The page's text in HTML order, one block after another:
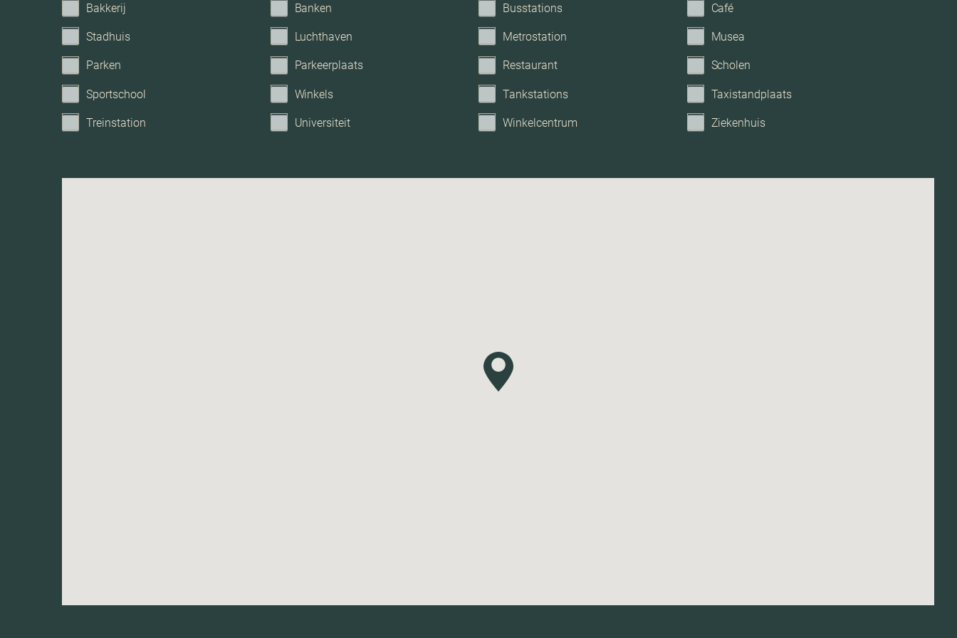
Parkeerfaciliteiten
Garage
Bakkerij Banken Busstations Café
Stadhuis Luchthaven Metrostation Musea
Parken Parkeerplaats Restaurant Scholen
Sportschool Winkels Tankstations Taxistandplaats
Treinstation Universiteit Winkelcentrum Ziekenhuis